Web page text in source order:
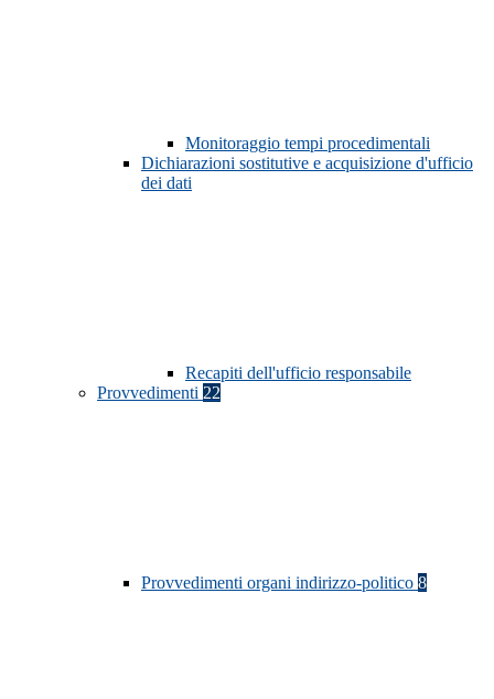
Monitoraggio tempi procedimentali
Dichiarazioni sostitutive e acquisizione d'ufficio
dei dati
Recapiti dell'ufficio responsabile
Provvedimenti 22
Provvedimenti organi indirizzo-politico 8